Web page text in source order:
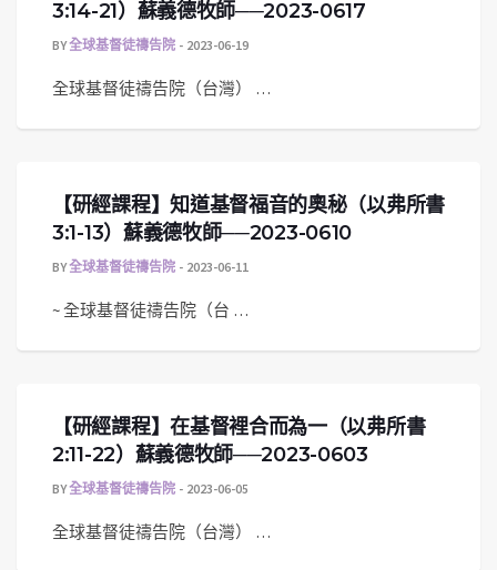
3:14-21）蘇義德牧師──2023-0617
BY全球基督徒禱告院 2023-06-19
全球基督徒禱告院（台灣） …
【研經課程】知道基督福音的奧秘（以弗所書
3:1-13）蘇義德牧師──2023-0610
BY全球基督徒禱告院 2023-06-11
~ 全球基督徒禱告院（台 …
【研經課程】在基督裡合而為一（以弗所書
2:11-22）蘇義德牧師──2023-0603
BY全球基督徒禱告院 2023-06-05
全球基督徒禱告院（台灣） …